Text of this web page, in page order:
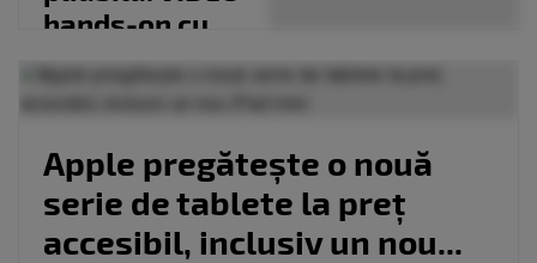
hands-on cu
prototipul
Apple pregătește o nouă
serie de tablete la preț
accesibil, inclusiv un nou...